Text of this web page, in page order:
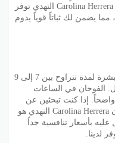
تمزج بين الياسمين والكاكاو وفول التونكا. Carolina Herrera النهدي توفر
لك النسخة الأصلية بتركيز Eau de Parfum، مما يضمن لك ثباتاً قوياً يدوم
من واقع التجربة، يصمد هذا العطر على البشرة لمدة تتراوح بين 7 إلى 9
الفوحان في الساعات
واضحاً. إذا كنت تبحثين عن
عطر للمناسبات المسائية أو السهرات، فإن Carolina Herrera النهدي هو
بأسعار تنافسية جداً
لدينا.